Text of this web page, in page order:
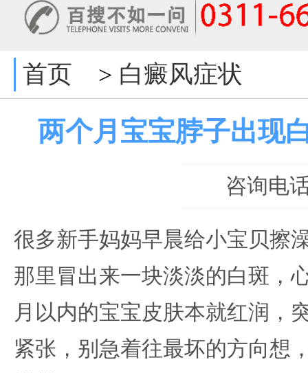
首页 > 白癜风症状
两个月宝宝脖子出现
咨询电
很多新手妈妈早晨给小宝贝擦
那里冒出来一块淡淡的白斑，
月以内的宝宝皮肤本就红润，
紧张，别急着往最坏的方向想